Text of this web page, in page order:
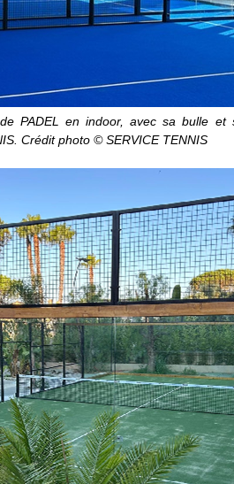
PADEL en indoor, avec sa bulle et
Crédit photo ©SERVICE TENNIS